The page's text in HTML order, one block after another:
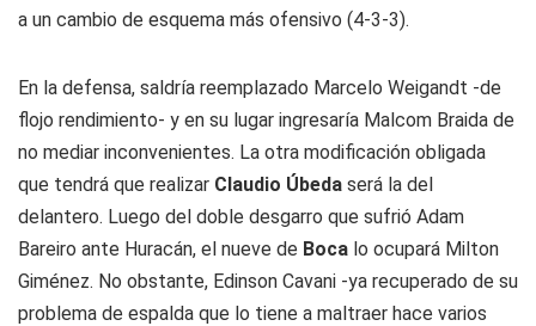
a un cambio de esquema más ofensivo (4-3-3).
En la defensa, saldría reemplazado Marcelo Weigandt -de
flojo rendimiento- y en su lugar ingresaría Malcom Braida de
no mediar inconvenientes. La otra modificación obligada
que tendrá que realizar Claudio Úbeda será la del
delantero. Luego del doble desgarro que sufrió Adam
Bareiro ante Huracán, el nueve de Boca lo ocupará Milton
Giménez. No obstante, Edinson Cavani -ya recuperado de su
problema de espalda que lo tiene a maltraer hace varios